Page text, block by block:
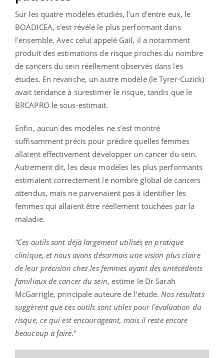
Sur les quatre modèles étudiés, l’un d’entre eux, le
BOADICEA, s'est révélé le plus performant dans
l'ensemble. Avec celui appelé Gail, il a notamment
produit des estimations de risque proches du nombre
de cancers du sein réellement observés dans les
études. En revanche, un autre modèle (le Tyrer-Cuzick)
avait tendance à surestimer le risque, tandis que le
BRCAPRO le sous-estimait.
Enfin, aucun des modèles ne s’est montré
suffisamment précis pour prédire quelles femmes
allaient effectivement développer un cancer du sein.
Autrement dit, les deux modèles les plus performants
estimaient correctement le nombre global de cancers
attendus, mais ne parvenaient pas à identifier les
femmes qui allaient être réellement touchées par la
maladie.
“Ces outils sont déjà largement utilisés en pratique
clinique, et nous avons désormais une vision plus claire
de leur précision chez les femmes ayant des antécédents
familiaux de cancer du sein, estime le Dr Sarah
McGarrigle, principale auteure de l’étude. Nos résultats
suggèrent que ces outils sont utiles pour l'évaluation du
risque, ce qui est encourageant, mais il reste encore
beaucoup à faire.”